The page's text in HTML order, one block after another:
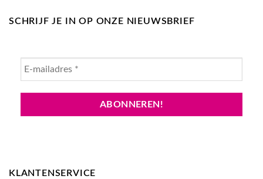
SCHRIJF JE IN OP ONZE NIEUWSBRIEF
KLANTENSERVICE